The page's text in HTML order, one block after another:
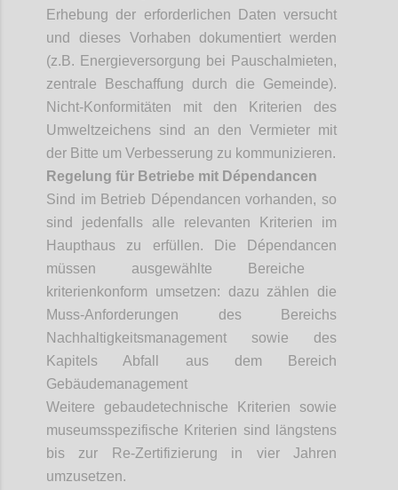
Erhebung der erforderlichen Daten versucht
und dieses Vorhaben dokumentiert werden
(z.B. Energieversorgung bei Pauschalmieten,
zentrale Beschaffung durch die Gemeinde).
Nicht-Konformitäten mit den Kriterien des
Umweltzeichens sind an den Vermieter mit
der Bitte um Verbesserung zu kommunizieren.
Regelung für Betriebe mit Dépendancen
Sind im Betrieb Dépendancen vorhanden, so
sind jedenfalls alle relevanten Kriterien im
Haupthaus zu erfüllen. Die
Dépendancen
müssen ausgewählte Bereiche
kriterienkonform umsetzen: dazu zählen die
Muss-Anforderungen des Bereichs
Nachhaltigkeitsmanagement sowie des
Kapitels Abfall aus dem Bereich
Gebäudemanagement
Weitere gebaudetechnische Kriterien sowie
museumsspezifische Kriterien sind längstens
bis zur Re-Zertifizierung in vier Jahren
umzusetzen.